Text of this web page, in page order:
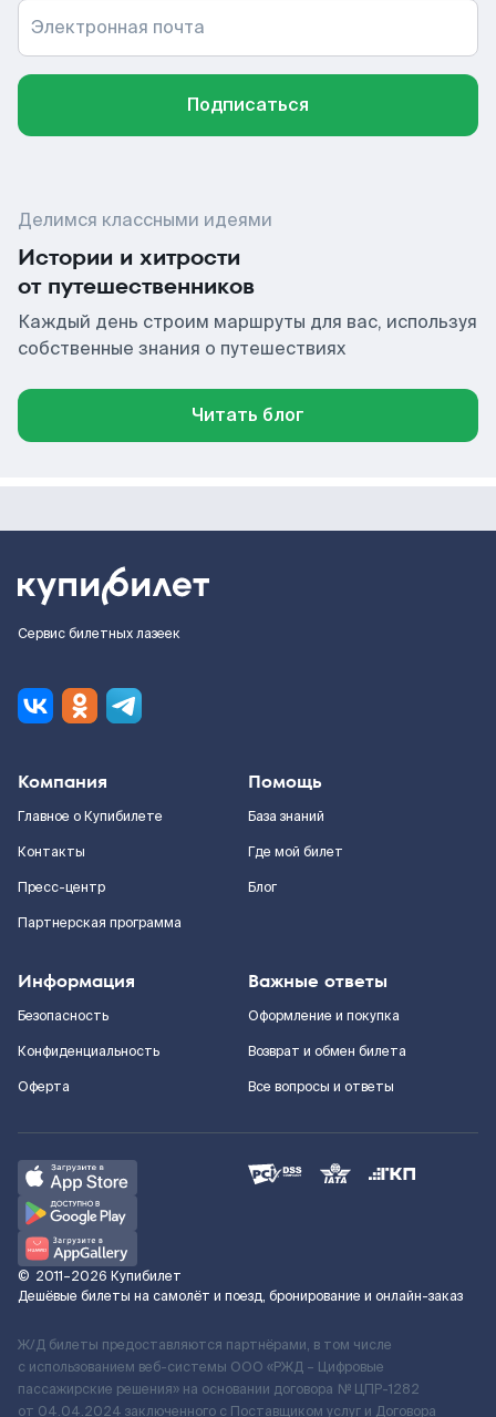
Электронная почта
Подписаться
Делимся классными идеями
Истории и хитрости
от путешественников
Каждый день строим маршруты для вас, используя
собственные знания о путешествиях
Читать блог
Сервис билетных лазеек
Компания
Главное о Купибилете
Контакты
Пресс-центр
Партнерская программа
Помощь
База знаний
Где мой билет
Блог
Информация
Безопасность
Конфиденциальность
Оферта
Важные ответы
Оформление и покупка
Возврат и обмен билета
Все вопросы и ответы
© 2011–2026 Купибилет
Дешёвые билеты на самолёт и поезд, бронирование и онлайн-заказ
Ж/Д билеты предоставляются партнёрами, в том числе
с использованием веб-системы ООО «РЖД – Цифровые
пассажирские решения» на основании договора № ЦПР-1282
от 04.04.2024 заключенного с Поставщиком услуг и Договора